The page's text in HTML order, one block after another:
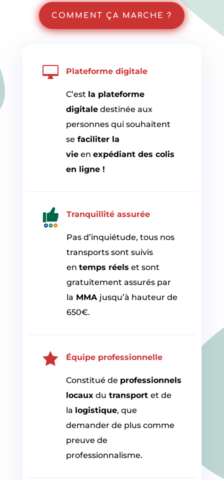
COMMENT ÇA MARCHE ?
 Plateforme digitale
C’est la plateforme
digitaledestinée aux
personnes qui souhaitent
se faciliter la
vieen expédiant des colis
en ligne !
Tranquillité assurée
Pas d’inquiétude, tous nos
transports sont suivis
en temps réels et sont
gratuitement assurés par
la MMA jusqu’à hauteur de
650€.
 Équipe professionnelle
Constitué de professionnels
locauxdu transport et de
la logistique, que
demander de plus comme
preuve de
professionnalisme.